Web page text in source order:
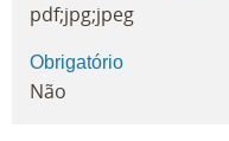
pdf;jpg;jpeg
Obrigatório
Não